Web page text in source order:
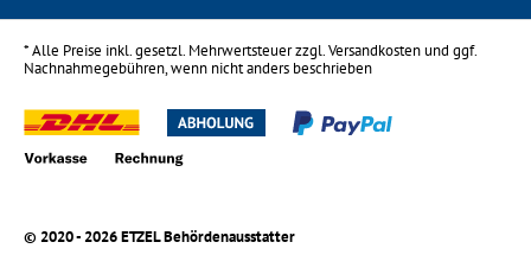
* Alle Preise inkl. gesetzl. Mehrwertsteuer zzgl.Versandkostenund ggf.
Nachnahmegebühren, wenn nicht anders beschrieben
© 2020 - 2026 ETZEL Behördenausstatter